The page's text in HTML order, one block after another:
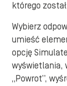
którego został
Wybierz
umieść
opcję
wyświetlania,
„Powrot”,